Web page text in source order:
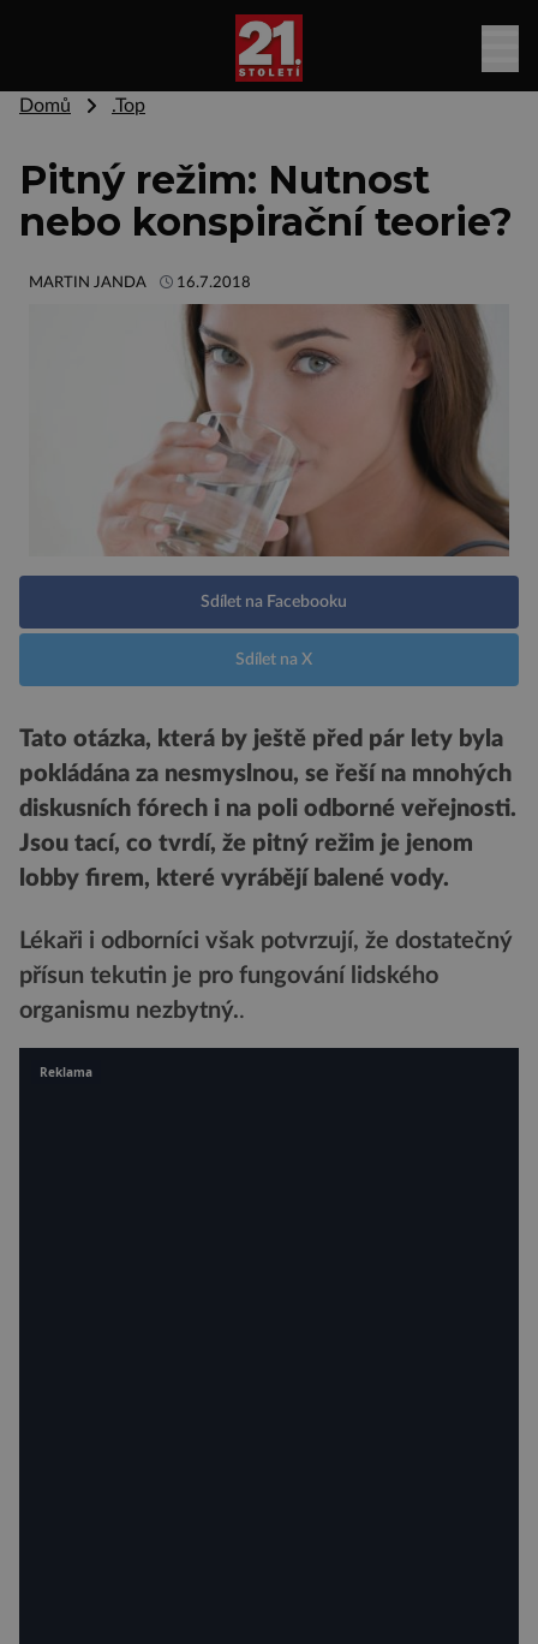
Domů .Top
Pitný režim: Nutnost
nebo konspirační teorie?
MARTIN JANDA 16.7.2018
Sdílet na Facebooku
Sdílet na X
Tato otázka, která by ještě před pár lety byla
pokládána za nesmyslnou, se řeší na mnohých
diskusních fórech i na poli odborné veřejnosti.
Jsou tací, co tvrdí, že pitný režim je jenom
lobby firem, které vyrábějí balené vody.
Lékaři i odborníci však potvrzují, že dostatečný
přísun tekutin je pro fungování lidského
organismu nezbytný..
Reklama